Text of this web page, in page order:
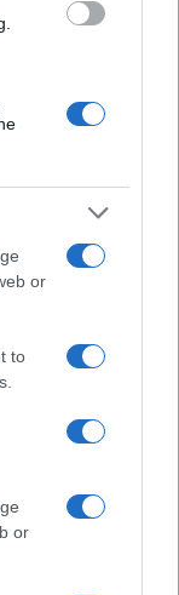
or
to
or
je
in vrtoglavo